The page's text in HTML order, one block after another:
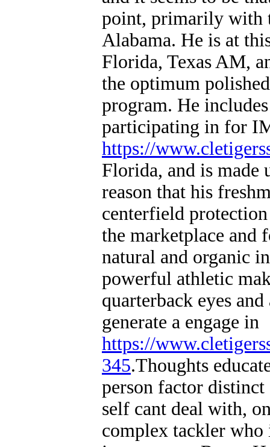
point, primarily with
Alabama. He is at
Florida, Texas AM,
the optimum
program. He
participating in for
https://
Florida, and is made
reason that his
centerfield
the marketplace and
natural and organic
powerful athletic
quarterback eyes
generate a engage in
https://
345.Thoughts
person factor
self cant deal with,
complex tackler who